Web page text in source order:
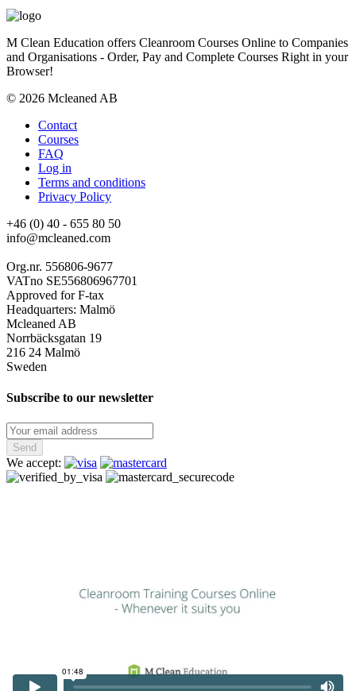
M Clean Education offers Cleanroom Courses Online to Companies
and Organisations - Order, Pay and Complete Courses Right in your
Browser!
© 2026 Mcleaned AB
Contact
Courses
FAQ
Log in
Terms and conditions
Privacy Policy
+46 (0) 40 - 655 80 50
info@mcleaned.com
Org.nr. 556806-9677
VATno SE556806967701
Approved for F-tax
Headquarters: Malmö
Mcleaned AB
Norrbäcksgatan 19
216 24 Malmö
Sweden
Subscribe to our newsletter
Send
We accept: